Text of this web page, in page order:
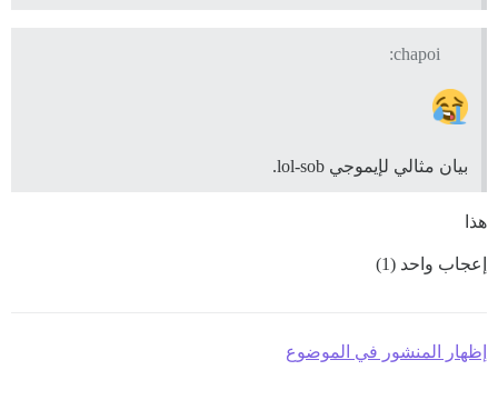
chapoi:
بيان مثالي لإيموجي lol-sob.
هذا
إعجاب واحد (1)
إظهار المنشور في الموضوع